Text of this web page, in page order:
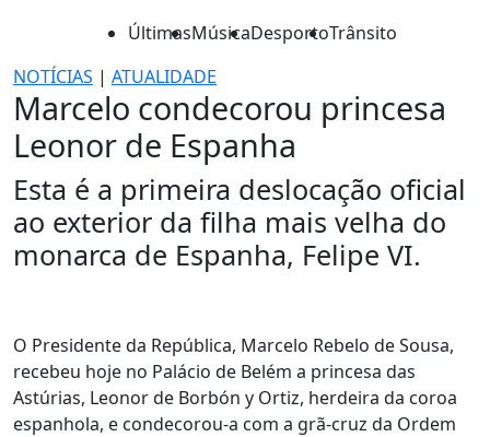
ÚltimasMúsicaDesportoTrânsito
NOTÍCIAS | ATUALIDADE
Marcelo condecorou princesa
Leonor de Espanha
Esta é a primeira deslocação oficial
ao exterior da filha mais velha do
monarca de Espanha, Felipe VI.
O Presidente da República, Marcelo Rebelo de Sousa,
recebeu hoje no Palácio de Belém a princesa das
Astúrias, Leonor de Borbón y Ortiz, herdeira da coroa
espanhola, e condecorou-a com a grã-cruz da Ordem